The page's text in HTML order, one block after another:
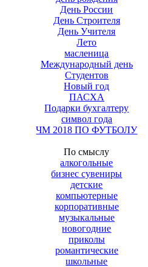
День России
День Строителя
День Учителя
Лето
масленица
Международный день
Студентов
Новый год
ПАСХА
Подарки бухгалтеру
символ года
ЧМ 2018 ПО ФУТБОЛУ
По смыслу
алкогольные
бизнес сувениры
детские
компьютерные
корпоративные
музыкальные
новогодние
приколы
романтические
школьные